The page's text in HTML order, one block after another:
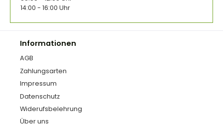
14:00 - 16:00 Uhr
Informationen
AGB
Zahlungsarten
Impressum
Datenschutz
Widerufsbelehrung
Über uns